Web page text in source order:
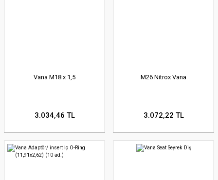
Vana M18 x 1,5
3.034,46 TL
M26 Nitrox Vana
3.072,22 TL